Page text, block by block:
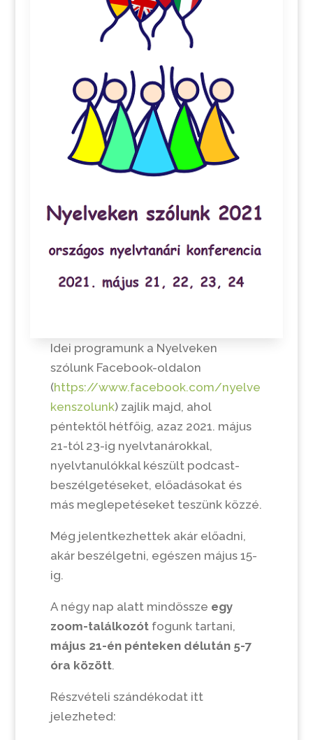
Idei programunk a Nyelveken
szólunk Facebook-oldalon
(https://www.facebook.com/nyelve
kenszolunk) zajlik majd, ahol
péntektől hétfőig, azaz 2021. május
21-tól 23-ig nyelvtanárokkal,
nyelvtanulókkal készült podcast-
beszélgetéseket, előadásokat és
más meglepetéseket teszünk közzé.
Még jelentkezhettek akár előadni,
akár beszélgetni, egészen május 15-
ig.
A négy nap alatt mindössze egy
zoom-találkozótfogunk tartani,
május 21-én pénteken délután 5-7
óra között.
Részvételi szándékodat itt
jelezheted: